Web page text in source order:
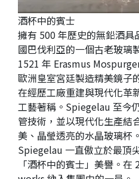
酒杯中的賓士
擁有 500 年歷史的無鉛酒
國巴伐利亞的一個古老玻璃
1521 年 Erasmus
歐洲皇室宮廷製造精美鏡子
在經歷工廠重建與現代化革
工藝著稱。Spiegelau 至今
管技術，並以現代化生產結
美、晶瑩透亮的水晶玻璃杯
Spiegelau 一直傲立於最頂
「酒杯中的賓士」美譽。